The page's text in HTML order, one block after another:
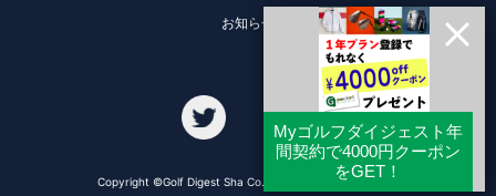
お知らせ
Copyright ©Golf Digest Sha Co., Ltd. All Rights Reserved.